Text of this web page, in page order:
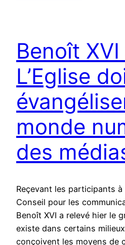
Benoît XVI
L’Eglise
monde
des
Reçevant les participants à
Conseil pour les
Benoît XVI a relevé hier le
existe dans certains milieux
conçoivent les moyens de